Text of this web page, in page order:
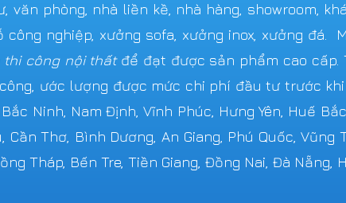
phòng, nhà liền kề, nhà hàng, showroom,
nghiệp, xưởng sofa, xưởng inox, xưởng đá.
công nội thấtđể đạt được sản phẩm cao cấp.
ước lượng được mức chi phí đầu tư trước khi
Ninh, Nam Định, Vĩnh Phúc, Hưng Yên, Huế
Thơ, Bình Dương, An Giang, Phú Quốc, Vũng
Tháp, Bến Tre, Tiền Giang, Đồng Nai, Đà Nẵng,